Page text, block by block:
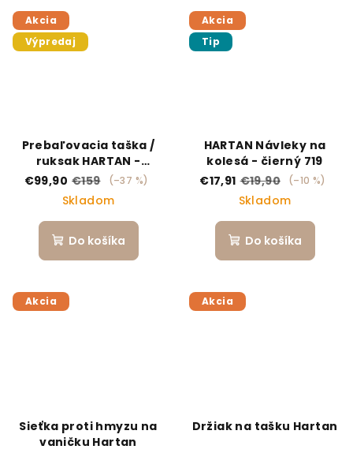
Akcia
Výpredaj
Prebaľovacia taška /
ruksak HARTAN -
Selection Grey
€99,90 €159 (–37 %)
Skladom
Do košíka
Akcia
Tip
HARTAN Návleky na
kolesá - čierný 719
€17,91 €19,90 (–10 %)
Skladom
Do košíka
Akcia
Sieťka proti hmyzu na
vaničku Hartan
Akcia
Držiak na tašku Hartan